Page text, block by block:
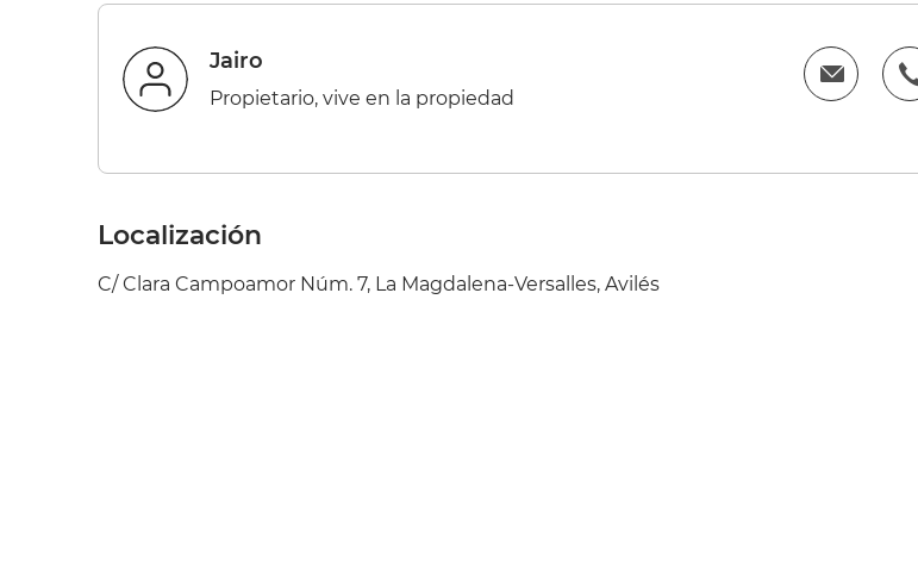
Jairo
Propietario, vive en la propiedad
Localización
C/ Clara Campoamor Núm. 7, La Magdalena-Versalles, Avilés